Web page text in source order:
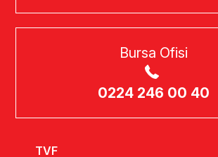
Bursa Ofisi
0224 246 00 40
TVF